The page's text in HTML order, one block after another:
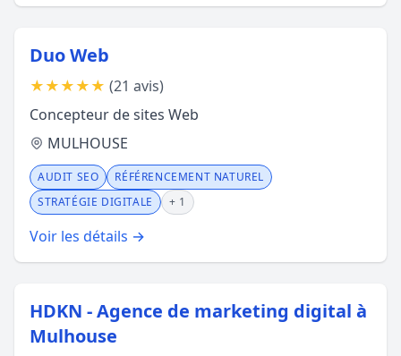
Duo Web
★★★★★ (21 avis)
Concepteur de sites Web
MULHOUSE
AUDIT SEO
RÉFÉRENCEMENT NATUREL
STRATÉGIE DIGITALE
+ 1
Voir les détails →
HDKN - Agence de marketing digital à
Mulhouse